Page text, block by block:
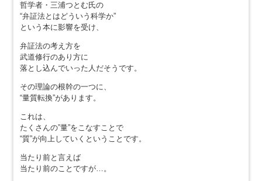
哲学者・三浦つとむ氏の
“弁証法とはどういう科学か”
という本に影響を受け、
弁証法の考え方を
武道修行のあり方に
落とし込んでいった人だそうです。
その理論の根幹の一つに、
“量質転換”があります。
これは、
たくさんの”量”をこなすことで
“質”が向上していくということです。
当たり前と言えば
当たり前のことですが…。